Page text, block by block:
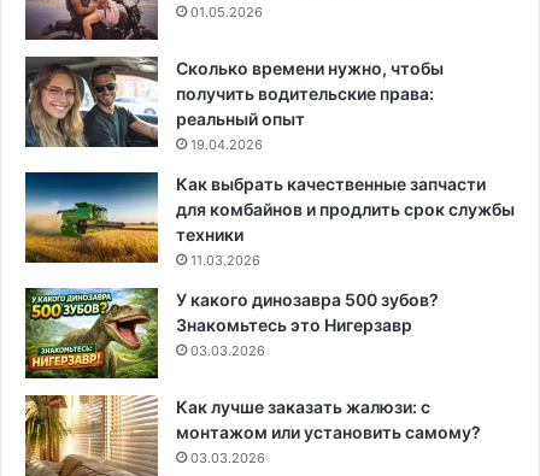
01.05.2026
Сколько времени нужно, чтобы
получить водительские права:
реальный опыт
19.04.2026
Как выбрать качественные запчасти
для комбайнов и продлить срок службы
техники
11.03.2026
У какого динозавра 500 зубов?
Знакомьтесь это Нигерзавр
03.03.2026
Как лучше заказать жалюзи: с
монтажом или установить самому?
03.03.2026